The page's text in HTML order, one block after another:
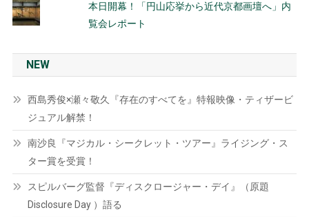
本日開幕！「円山応挙から近代京都画壇へ」内
覧会レポート
NEW
西島秀俊×瀬々敬久『存在のすべてを』特報映像・ティザービ
ジュアル解禁！
南沙良『マジカル・シークレット・ツアー』ライジング・ス
ター賞を受賞！
スピルバーグ監督『ディスクロージャー・デイ』（原題
Disclosure Day ）語る